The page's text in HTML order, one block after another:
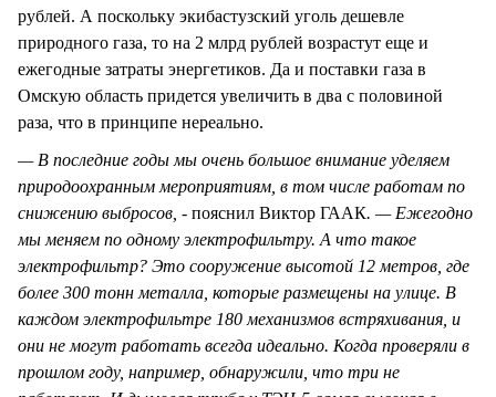
рублей. А поскольку экибастузский уголь дешевле
природного газа, то на 2 млрд рублей возрастут еще и
ежегодные затраты энергетиков. Да и поставки газа в
Омскую область придется увеличить в два с половиной
раза, что в принципе нереально.
— В последние годы мы очень большое внимание уделяем
природоохранным мероприятиям, в том числе работам по
снижению выбросов, - пояснил Виктор ГААК. — Ежегодно
мы меняем по одному электрофильтру. А что такое
электрофильтр? Это сооружение высотой 12 метров, где
более 300 тонн металла, которые размещены на улице. В
каждом электрофильтре 180 механизмов встряхивания, и
они не могут работать всегда идеально. Когда проверяли в
прошлом году, например, обнаружили, что три не